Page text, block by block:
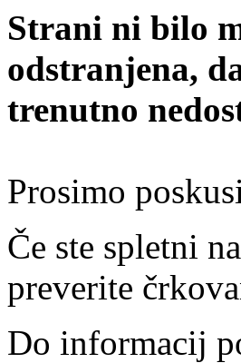
Strani ni bilo
odstranjena,
trenutno
Prosimo
Če ste spletni
preverite
Do informacij